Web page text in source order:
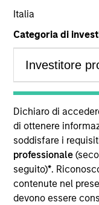
Italia
Categoria di
Dichiaro di
di ottenere
soddisfare i
professionale
seguito)*.
contenute nel
devono essere
*Devise de
Comparti di
società di
lussemburghese.
Granducato di
d’investimento
del 17 dicembre
un organismo
(“OICVM”).